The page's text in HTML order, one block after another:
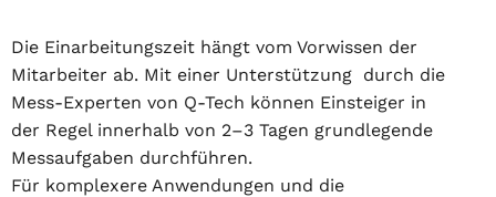
Die Einarbeitungszeit hängt vom Vorwissen der
Mitarbeiter ab. Mit einer Unterstützung durch die
Mess-Experten von Q-Tech können Einsteiger in
der Regel innerhalb von 2–3 Tagen grundlegende
Messaufgaben durchführen.
Für komplexere Anwendungen und die